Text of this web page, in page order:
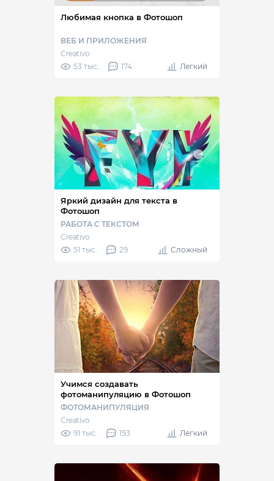
Любимая кнопка в Фотошоп
ВЕБ И ПРИЛОЖЕНИЯ
Creativo
53 тыс.
174 Легкий
Яркий дизайн для текста в
Фотошоп
РАБОТА С ТЕКСТОМ
Creativo
51 тыс.
29 Сложный
Учимся создавать
фотоманипуляцию в Фотошоп
ФОТОМАНИПУЛЯЦИЯ
Creativo
91 тыс.
193 Легкий